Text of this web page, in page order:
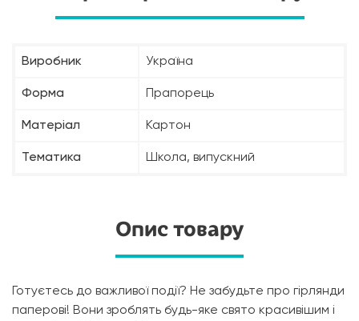
Виробник Україна
Форма Прапорець
Матеріал Картон
Тематика Школа, випускний
Опис товару
Готуєтесь до важливої події? Не забудьте про гірлянди
паперові! Вони зроблять будь-яке свято красивішим і